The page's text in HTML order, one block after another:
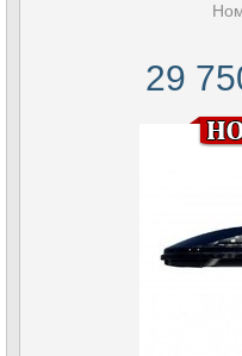
29